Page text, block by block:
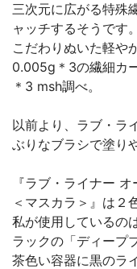
三次元に広がる特殊
ャッチするそうです。
こだわりぬいた軽や
0.005g＊3の繊細カ
＊3 msh調べ。
以前より、ラブ・ラ
ぶりなブラシで塗り
『ラブ・ライナー
＜マスカラ＞』は２
私が使用しているの
ラックの「ディープ
茶色い容器に黒のラ